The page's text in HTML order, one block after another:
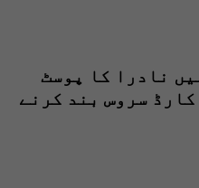
نادرا کا پوسٹ
شناختی کارڈ سروس بند کرنے